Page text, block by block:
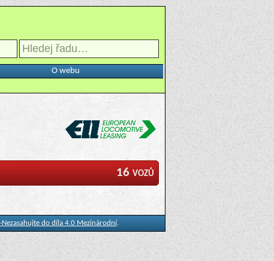
O webu
16 vozů
do díla 4.0 Mezinárodní.